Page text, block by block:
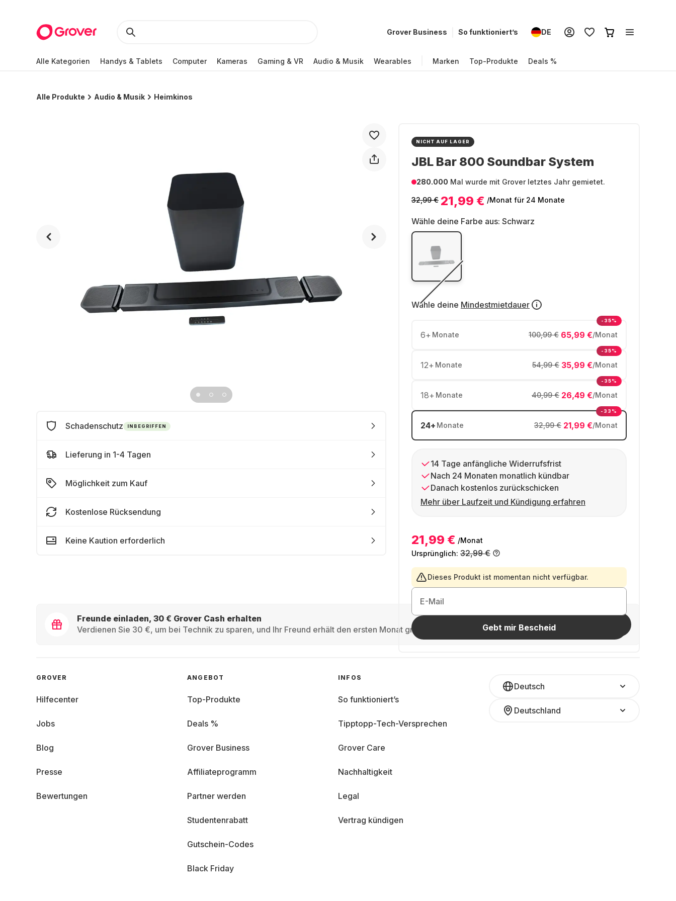
Grover Business So funktioniert’s DE
Alle Kategorien Handys & Tablets Computer Kameras Gaming & VR Audio & Musik Wearables Marken Top-Produkte Deals %
Alle Produkte Audio & Musik Heimkinos
NICHT AUF LAGER
JBL Bar 800 Soundbar System
280.000 Mal wurde mit Grover letztes Jahr gemietet.
32,99 € 21,99 € /Monat für 24 Monate
Wähle deine Farbe aus: Schwarz
Wähle deine Mindestmietdauer
6+ Monate 65,99 €/Monat
100,99 €
-35%
12+ Monate 35,99 €/Monat
54,99 €
-35%
18+ Monate 26,49 €/Monat
40,99 €
-35%
24+ Monate 21,99 €/Monat
32,99 €
-33%
14 Tage anfängliche Widerrufsfrist
Nach 24 Monaten monatlich kündbar
Danach kostenlos zurückschicken
Mehr über Laufzeit und Kündigung erfahren
21,99 € /Monat
Ursprünglich: 32,99 €
Dieses Produkt ist momentan nicht verfügbar.
E-Mail
Gebt mir Bescheid
Schadenschutz INBEGRIFFEN
Lieferung in 1-4 Tagen
Möglichkeit zum Kauf
Kostenlose Rücksendung
Keine Kaution erforderlich
Freunde einladen, 30 € Grover Cash erhalten
Verdienen Sie 30 €, um bei Technik zu sparen, und Ihr Freund erhält den ersten Monat gratis.
Freunde einladen
Deutsch
Deutschland
GROVER
Hilfecenter
Jobs
Blog
Presse
Bewertungen
ANGEBOT
Top-Produkte
Deals %
Grover Business
Affiliateprogramm
Partner werden
Studentenrabatt
Gutschein-Codes
Black Friday
INFOS
So funktioniert’s
Tipptopp-Tech-Versprechen
Grover Care
Nachhaltigkeit
Legal
Vertrag kündigen